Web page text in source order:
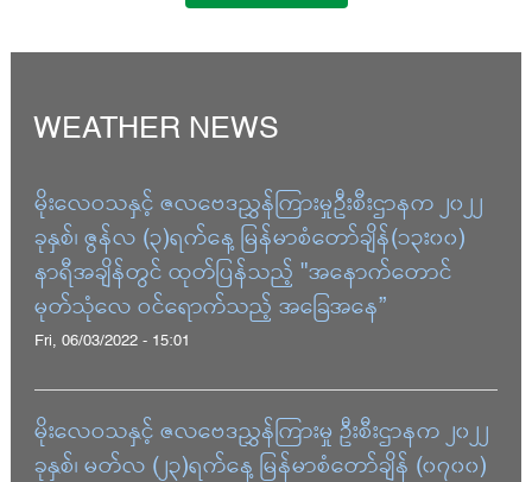
WEATHER NEWS
မိုးလေဝသနှင့် ဇလဗေဒညွှန်ကြားမှုဦးစီးဌာနက ၂၀၂၂
ခုနှစ်၊ ဇွန်လ (၃)ရက်နေ့ မြန်မာစံတော်ချိန်(၁၃း၀၀)
နာရီအချိန်တွင် ထုတ်ပြန်သည့် "အနောက်တောင်
မုတ်သုံလေ ဝင်ရောက်သည့် အခြေအနေ”
Fri, 06/03/2022 - 15:01
မိုးလေဝသနှင့် ဇလဗေဒညွှန်ကြားမှု ဦးစီးဌာနက ၂၀၂၂
ခုနှစ်၊ မတ်လ (၂၃)ရက်နေ့ မြန်မာစံတော်ချိန် (၀၇၀၀)